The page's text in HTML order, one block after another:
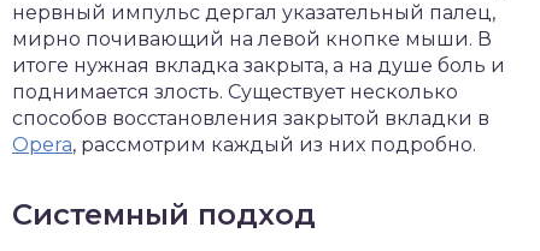
нервный импульс дергал указательный палец,
мирно почивающий на левой кнопке мыши. В
итоге нужная вкладка закрыта, а на душе боль и
поднимается злость. Существует несколько
способов восстановления закрытой вкладки в
Opera, рассмотрим каждый из них подробно.
Системный подход